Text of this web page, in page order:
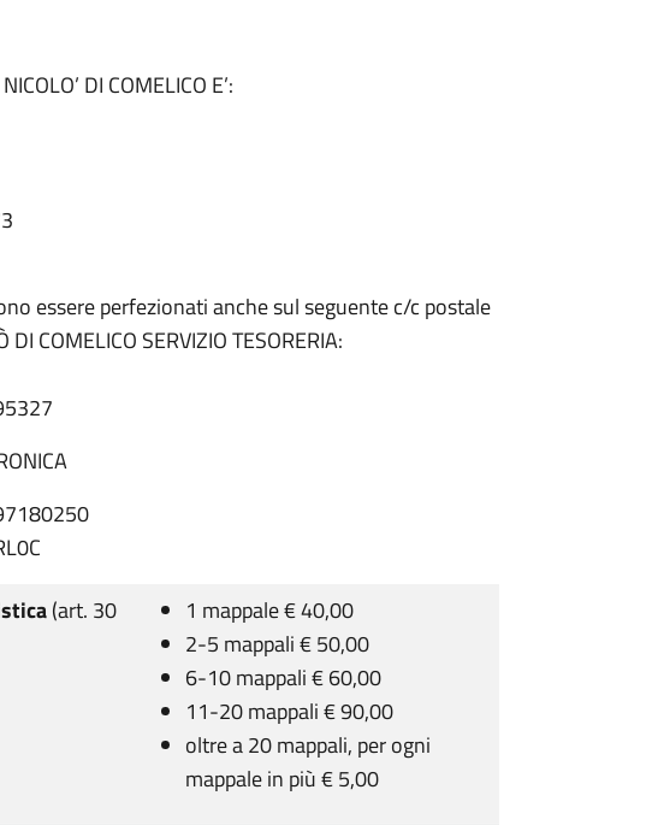
DI COMELICO E’:
essere perfezionati anche sul seguente c/c postale
COMELICO SERVIZIO TESORERIA:
(art. 30
1 mappale € 40,00
2-5 mappali € 50,00
6-10 mappali € 60,00
11-20 mappali € 90,00
oltre a 20 mappali, per ogni
mappale in più € 5,00